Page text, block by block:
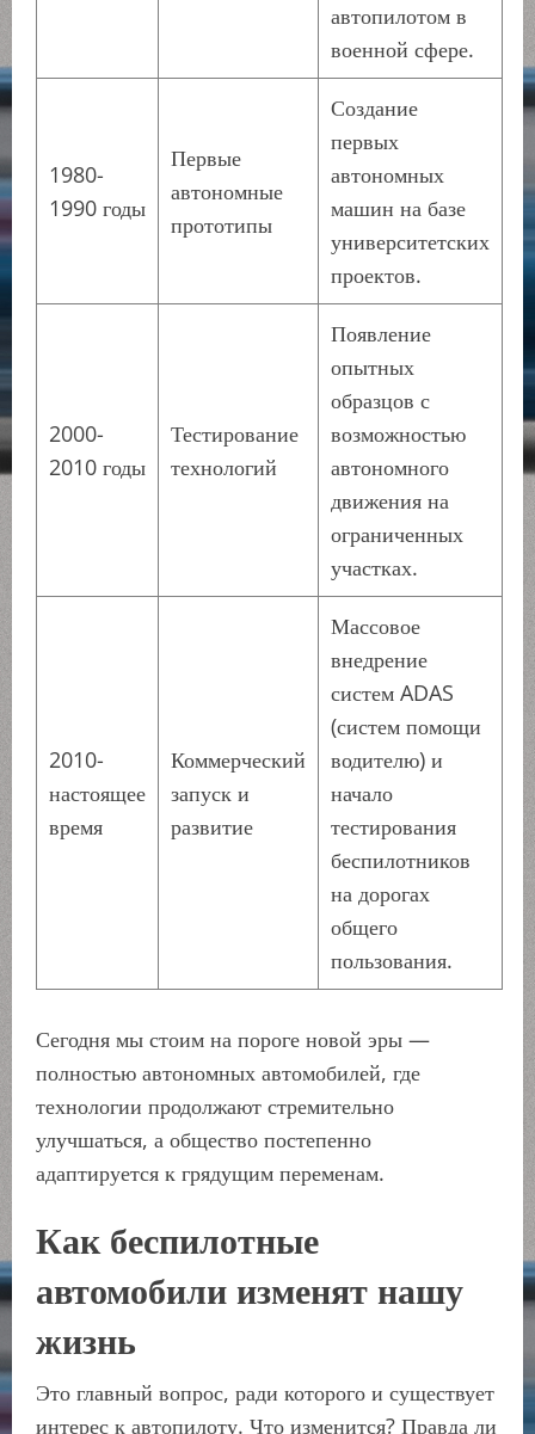
автопилотом в
военной сфере.
1980-
1990 годы
Первые
автономные
прототипы
Создание
первых
автономных
машин на базе
университетских
проектов.
2000-
2010 годы
Тестирование
технологий
Появление
опытных
образцов с
возможностью
автономного
движения на
ограниченных
участках.
2010-
настоящее
время
Коммерческий
запуск и
развитие
Массовое
внедрение
систем ADAS
(систем помощи
водителю) и
начало
тестирования
беспилотников
на дорогах
общего
пользования.
Сегодня мы стоим на пороге новой эры —
полностью автономных автомобилей, где
технологии продолжают стремительно
улучшаться, а общество постепенно
адаптируется к грядущим переменам.
Как беспилотные
автомобили изменят нашу
жизнь
Это главный вопрос, ради которого и существует
интерес к автопилоту. Что изменится? Правда ли